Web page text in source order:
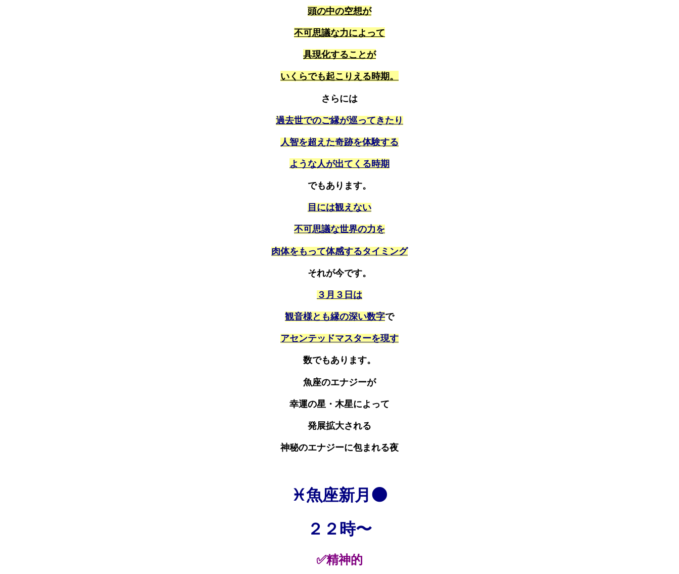
頭の中の空想が
不可思議な力によって
具現化することが
いくらでも起こりえる時期。
さらには
過去世でのご縁が巡ってきたり
人智を超えた奇跡を体験する
ような人が出てくる時期
でもあります。
目には観えない
不可思議な世界の力を
肉体をもって体感するタイミング
それが今です。
３月３日は
観音様とも縁の深い数字で
アセンテッドマスターを現す
数でもあります。
魚座のエナジーが
幸運の星・木星によって
発展拡大される
神秘のエナジーに包まれる夜
♓魚座新月🌑
２２時〜
✅精神的